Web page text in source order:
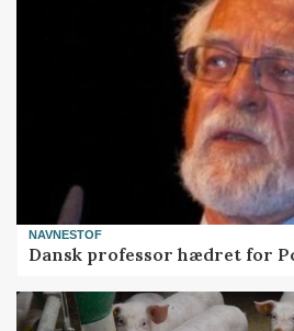
NAVNESTOF
Dansk professor hædret for